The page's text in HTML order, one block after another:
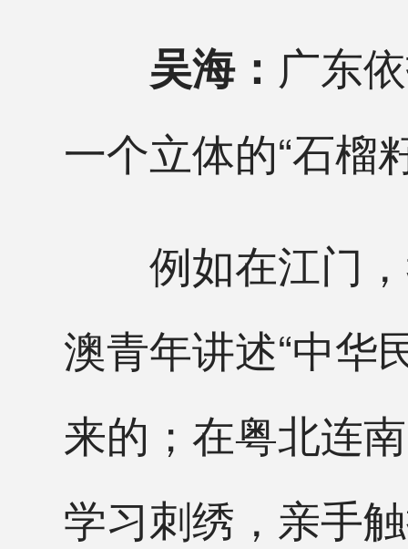
吴海： 广东
一个立体的“石榴
例如在江门，
澳青年讲述“中华
来的；在粤北连
学习刺绣，亲手